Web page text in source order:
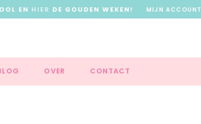
EN HIER DE GOUDEN WEKEN! MIJN ACCOUNT
OVER CONTACT